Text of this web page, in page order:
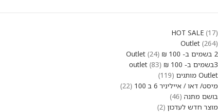
HOT SALE 17
Outlet 264
2 בשמים ב- 100 ₪ Outlet
24
3בשמים ב- 100 ₪ outlet
83
Outlet מותגים
119
מיסט/ דאו / אייליניר 6 ב 100
22
בושם מתנה 46
מוצר חדש לעדכון 2